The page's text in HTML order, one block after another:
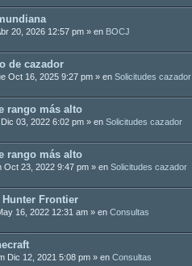
20, 2026 12:57 pm » en BOCJ
de cazador
Oct 16, 2025 9:27 pm » en Solicitudes cazador
rango más alto
03, 2022 6:02 pm » en Solicitudes cazador
rango más alto
Oct 23, 2022 9:47 pm » en Solicitudes cazador
Hunter Frontier
16, 2022 12:31 am » en Consultas
Dic 12, 2021 5:08 pm » en Consultas